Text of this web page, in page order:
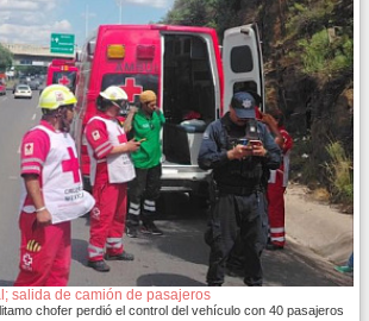
salida de camión de pasajeros
chofer perdió el control del vehículo con 40 pasajeros